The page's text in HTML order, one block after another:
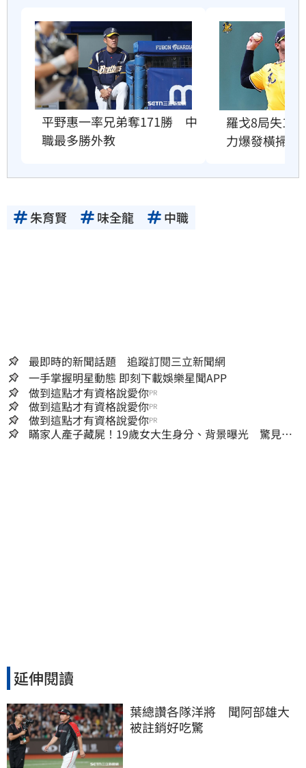
平野惠一率兄弟奪171勝　中
職最多勝外教
羅戈8局失1
力爆發橫掃雄
朱育賢 味全龍 中職
最即時的新聞話題 追蹤訂閱三立新聞網
一手掌握明星動態 即刻下載娛樂星聞APP
做到這點才有資格說愛你PR
做到這點才有資格說愛你PR
做到這點才有資格說愛你PR
瞞家人產子藏屍！19歲女大生身分、背景曝光 驚見
延伸閱讀
葉總讚各隊洋將　聞阿部雄大
被註銷好吃驚